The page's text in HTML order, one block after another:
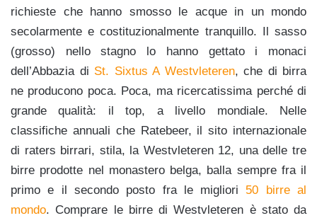
richieste che hanno smosso le acque in un mondo
secolarmente e costituzionalmente tranquillo. Il sasso
(grosso) nello stagno lo hanno gettato i monaci
dell’Abbazia di St. Sixtus A Westvleteren, che di birra
ne producono poca. Poca, ma ricercatissima perché di
grande qualità: il top, a livello mondiale. Nelle
classifiche annuali che Ratebeer, il sito internazionale
di raters birrari, stila, la Westvleteren 12, una delle tre
birre prodotte nel monastero belga, balla sempre fra il
primo e il secondo posto fra le migliori 50 birre al
mondo. Comprare le birre di Westvleteren è stato da